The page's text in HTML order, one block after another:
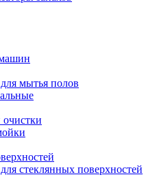
мытья полов
очистки
стеклянных поверхностей